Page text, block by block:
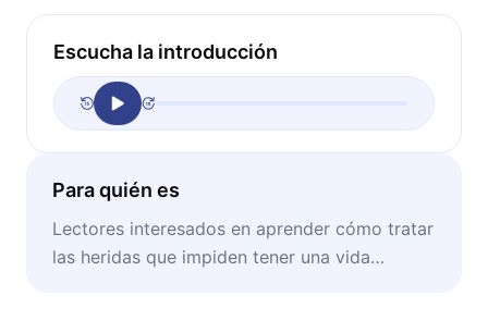
Escucha la introducción
Para quién es
Lectores interesados en aprender cómo tratar
las heridas que impiden tener una vida